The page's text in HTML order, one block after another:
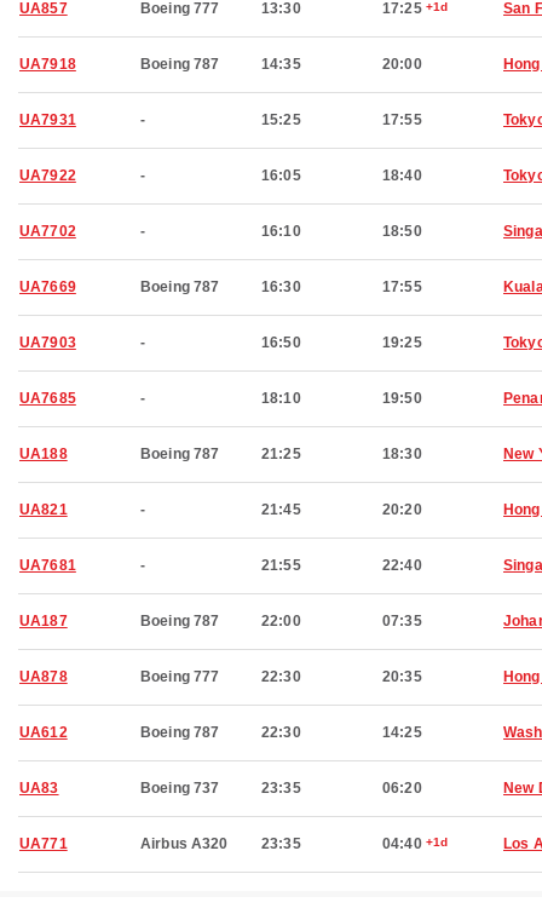
UA857 Boeing 777 13:30 17:25 +1d San
UA7918 Boeing 787 14:35 20:00
UA7931 - 15:25 17:55
UA7922 - 16:05 18:40
UA7702 - 16:10 18:50
UA7669 Boeing 787 16:30 17:55
UA7903 - 16:50 19:25
UA7685 - 18:10 19:50
UA188 Boeing 787 21:25 18:30 New
UA821 - 21:45 20:20
UA7681 - 21:55 22:40
UA187 Boeing 787 22:00 07:35
UA878 Boeing 777 22:30 20:35
UA612 Boeing 787 22:30 14:25
UA83 Boeing 737 23:35 06:20 New
UA771 Airbus A320 23:35 04:40 +1d Los